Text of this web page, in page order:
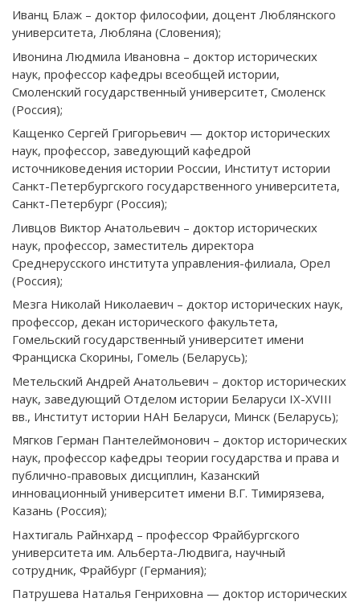
Иванц Блаж – доктор философии, доцент Люблянского
университета, Любляна (Словения);
Ивонина Людмила Ивановна – доктор исторических
наук, профессор кафедры всеобщей истории,
Смоленский государственный университет, Смоленск
(Россия);
Кащенко Сергей Григорьевич — доктор исторических
наук, профессор, заведующий кафедрой
источниковедения истории России, Институт истории
Санкт-Петербургского государственного университета,
Санкт-Петербург (Россия);
Ливцов Виктор Анатольевич – доктор исторических
наук, профессор, заместитель директора
Среднерусского института управления-филиала, Орел
(Россия);
Мезга Николай Николаевич – доктор исторических наук,
профессор, декан исторического факультета,
Гомельский государственный университет имени
Франциска Скорины, Гомель (Беларусь);
Метельский Андрей Анатольевич – доктор исторических
наук, заведующий Отделом истории Беларуси IX-XVIII
вв., Институт истории НАН Беларуси, Минск (Беларусь);
Мягков Герман Пантелеймонович – доктор исторических
наук, профессор кафедры теории государства и права и
публично-правовых дисциплин, Казанский
инновационный университет имени В.Г. Тимирязева,
Казань (Россия);
Нахтигаль Райнхард – профессор Фрайбургского
университета им. Альберта-Людвига, научный
сотрудник, Фрайбург (Германия);
Патрушева Наталья Генриховна — доктор исторических